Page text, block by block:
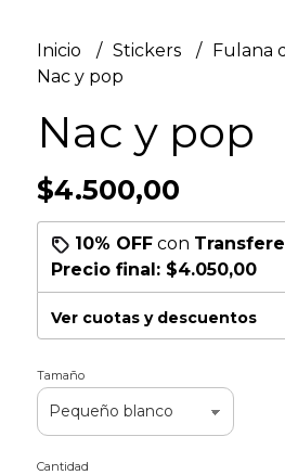
Inicio Stickers
Fulana
Nac y pop
Nac y pop
$4.500,00
10% OFFcon
Precio final: $4.050,00
Ver cuotas y descuentos
Tamaño
Cantidad